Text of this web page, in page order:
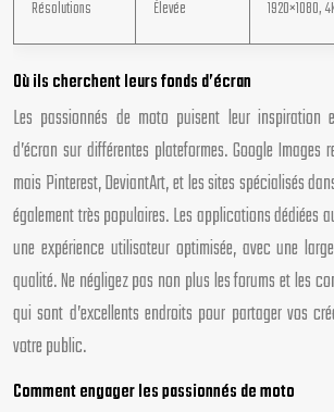
Résolutions Élevée 1920×1080,
Où ils cherchent leurs fonds d’écran
Les passionnés de moto puisent leur inspiration
d’écran sur différentes plateformes. Google
mais Pinterest, DeviantArt, et les sites spécialisés
également très populaires. Les applications dédiées
une expérience utilisateur optimisée, avec une
qualité. Ne négligez pas non plus les forums et les
qui sont d’excellents endroits pour partager vos
votre public.
Comment engager les passionnés de moto